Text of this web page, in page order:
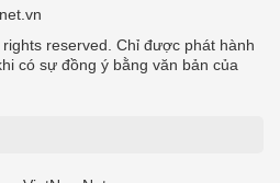
reserved. Chỉ được phát hành
có sự đồng ý bằng văn bản của